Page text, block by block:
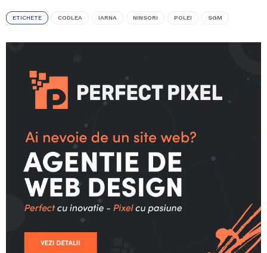
ETICHETE CODLEA IARNA NINSORI POLEI SGM